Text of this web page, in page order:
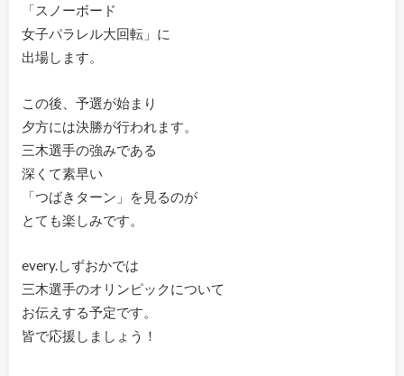
「スノーボード
女子パラレル大回転」に
出場します。
この後、予選が始まり
夕方には決勝が行われます。
三木選手の強みである
深くて素早い
「つばきターン」を見るのが
とても楽しみです。
every.しずおかでは
三木選手のオリンピックについて
お伝えする予定です。
皆で応援しましょう！